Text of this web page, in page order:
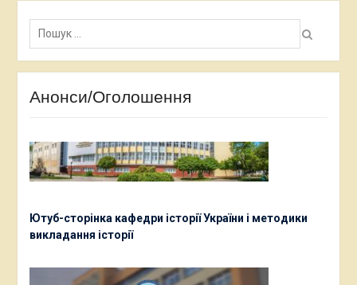
Пошук:
Анонси/Оголошення
Ютуб-сторінка кафедри історії України і методики
викладання історії